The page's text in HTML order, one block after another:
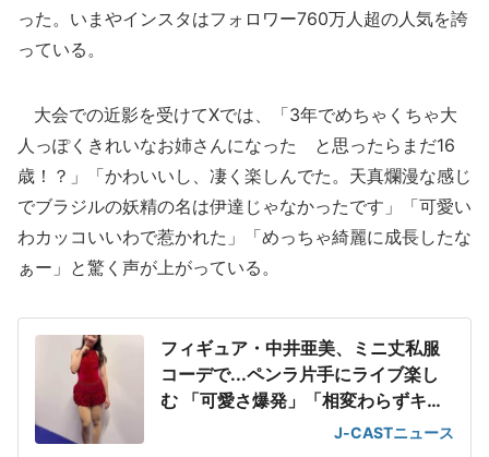
った。いまやインスタはフォロワー760万人超の人気を誇
っている。
大会での近影を受けてXでは、「3年でめちゃくちゃ大
人っぽくきれいなお姉さんになった と思ったらまだ16
歳！？」「かわいいし、凄く楽しんでた。天真爛漫な感じ
でブラジルの妖精の名は伊達じゃなかったです」「可愛い
わカッコいいわで惹かれた」「めっちゃ綺麗に成長したな
ぁー」と驚く声が上がっている。
フィギュア・中井亜美、ミニ丈私服
コーデで...ペンラ片手にライブ楽し
む 「可愛さ爆発」「相変わらずキュ
J-CASTニュース